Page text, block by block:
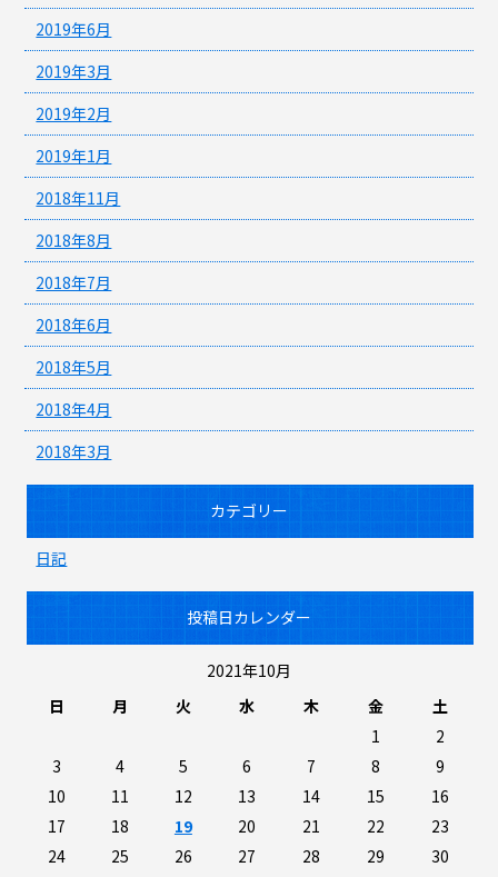
2019年6月
2019年3月
2019年2月
2019年1月
2018年11月
2018年8月
2018年7月
2018年6月
2018年5月
2018年4月
2018年3月
カテゴリー
日記
投稿日カレンダー
2021年10月
日
月 火 水 木 金
土
1
2
3
4 5 6 7 8
9
10
11 12 13 14 15
16
17
18 19 20 21 22
23
24
25 26 27 28 29
30